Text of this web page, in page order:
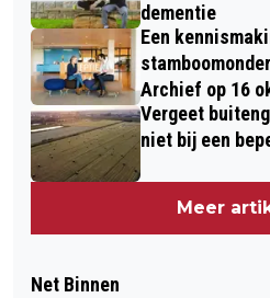
dementie
Een
Archief op 16
Vergeet
niet bij een
Meer
Net Binnen